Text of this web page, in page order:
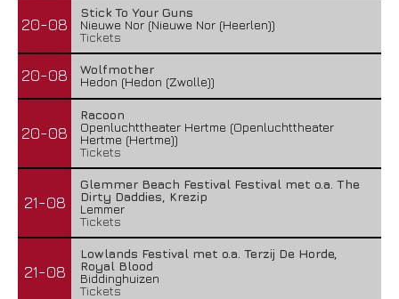
20-08
Stick To Your Guns
Nieuwe Nor (Nieuwe Nor (Heerlen))
Tickets
20-08
Wolfmother
Hedon (Hedon (Zwolle))
20-08
Racoon
Openluchttheater Hertme (Openluchttheater
Hertme (Hertme))
Tickets
21-08
Glemmer Beach Festival Festival met o.a. The
Dirty Daddies, Krezip
Lemmer
Tickets
21-08
Lowlands Festival met o.a. Terzij De Horde,
Royal Blood
Biddinghuizen
Tickets